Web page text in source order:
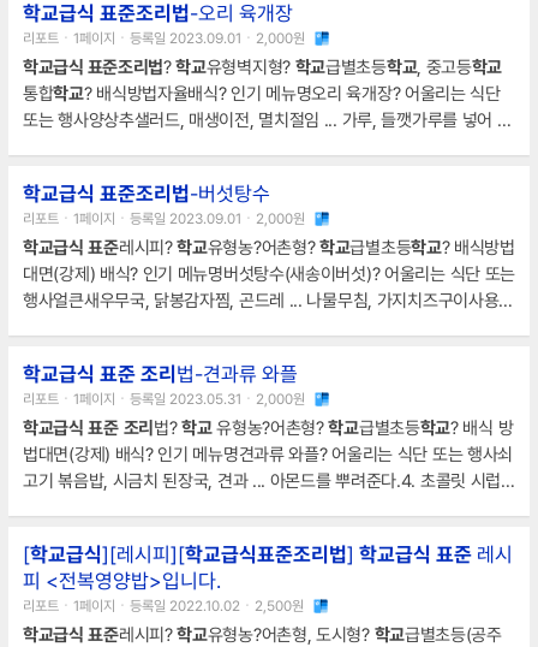
... )또는 참고사항1. 사과(키위는 선택)를 갈아 넣으면 고기가 연해집니다.
2. 청양고추를 넣어 고등학생의 입맛에 맞는 칼칼한 매운맛을 살립니다.
학교급식 표준 조리법?학교유형농
학교급식 표준조리법-오리 육개장
리포트ㆍ1페이지ㆍ등록일 2023.09.01ㆍ2,000원
학교급식 표준조리법?학교유형벽지형? 학교급별초등학교, 중고등학교
통합학교? 배식방법자율배식? 인기 메뉴명오리 육개장? 어울리는 식단
또는 행사양상추샐러드, 매생이전, 멸치절임 ... 가루, 들깻가루를 넣어 한
에 특별히 주의를 기울인다.2.조리후에는 반드시 화기 상태를 확인하고
가스 밸브를 잠근다. ... .2k, 양파 0.3k, 깐마늘 0.1k, 깻잎순 0.4k, 고춧
가루, 후추, 국간장, 식용류, 들깻가루 0.5k조리방법1. 오리는 흐르는 물
에 깨끗이 세척 한다.2. 끓는 물
학교급식 표준조리법-버섯탕수
리포트ㆍ1페이지ㆍ등록일 2023.09.01ㆍ2,000원
학교급식 표준레시피?학교유형농?어촌형?학교급별초등학교? 배식방법
대면(강제) 배식? 인기 메뉴명버섯탕수(새송이버섯)? 어울리는 식단 또는
행사얼큰새우무국, 닭봉감자찜, 곤드레 ... 나물무침, 가지치즈구이사용
학교급식 표준 조리 법-견과류 와플
리포트ㆍ1페이지ㆍ등록일 2023.05.31ㆍ2,000원
학교급식 표준 조리 법?학교유형농?어촌형?학교급별초등학교? 배식 방
법대면(강제) 배식? 인기 메뉴명견과류 와플? 어울리는 식단 또는 행사쇠
고기 볶음밥, 시금치 된장국, 견과 ... 아몬드를 뿌려준다.4. 초콜릿 시럽을
이상 익히기 ... , 슬라이스 아몬드 400g조리방법1. 해바라기씨와 슬라이
스 아몬드는 팬에 한 번 볶아 준비한다.2. 와플은 오븐에 굽는다.3. 와플
에 딸기잼을 발라준 다음 볶은 해바라기씨+슬라이스
[학교급식][레시피][학교급식표준조리법] 학교급식 표준 레시
피 <전복영양밥>입니다.
리포트ㆍ1페이지ㆍ등록일 2022.10.02ㆍ2,500원
학교급식 표준레시피?학교유형농?어촌형, 도시형? 학교급별초등(공주